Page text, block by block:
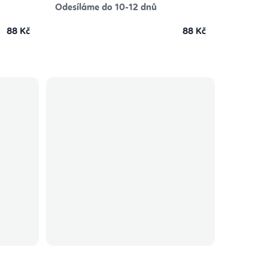
88 Kč
Odesíláme do 10-12 dnů
88 Kč